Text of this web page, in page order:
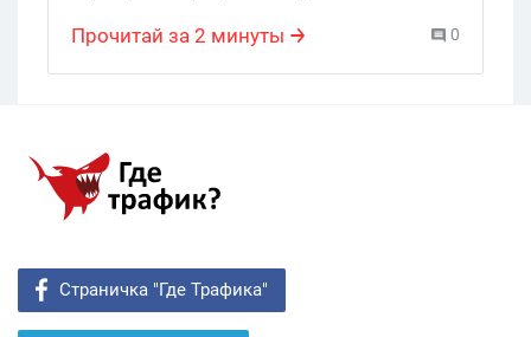
как стать миллионером, ГЕО Европа
Прочитай за 2 минуты 0
Страничка "Где Трафика"